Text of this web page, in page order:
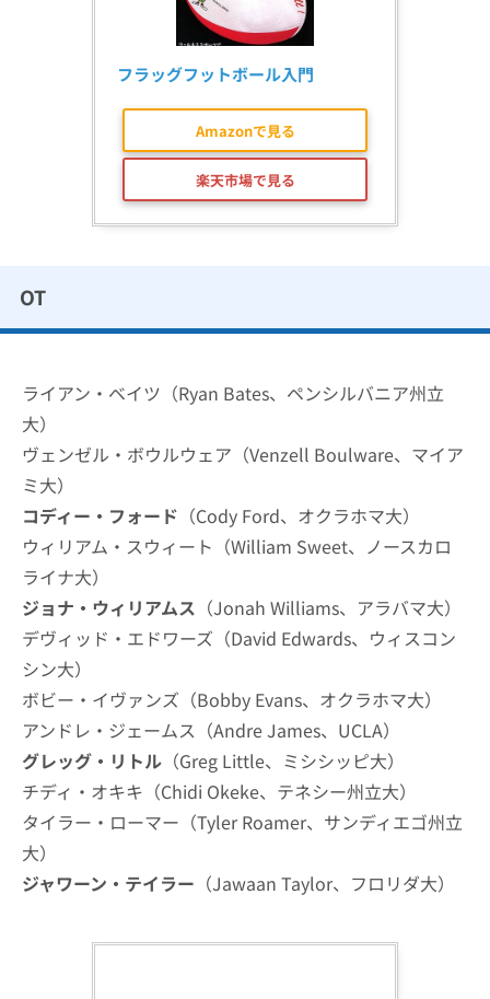
フラッグフットボール入門
Amazonで見る
楽天市場で見る
OT
ライアン・ベイツ（Ryan Bates、ペンシルバニア州立
大）
ヴェンゼル・ボウルウェア（Venzell Boulware、マイア
ミ大）
コディー・フォード （Cody Ford、オクラホマ大）
ウィリアム・スウィート（William Sweet、ノースカロ
ライナ大）
ジョナ・ウィリアムス （Jonah Williams、アラバマ大）
デヴィッド・エドワーズ（David Edwards、ウィスコン
シン大）
ボビー・イヴァンズ（Bobby Evans、オクラホマ大）
アンドレ・ジェームス（Andre James、UCLA）
グレッグ・リトル （Greg Little、ミシシッピ大）
チディ・オキキ（Chidi Okeke、テネシー州立大）
タイラー・ローマー（Tyler Roamer、サンディエゴ州立
大）
ジャワーン・テイラー （Jawaan Taylor、フロリダ大）